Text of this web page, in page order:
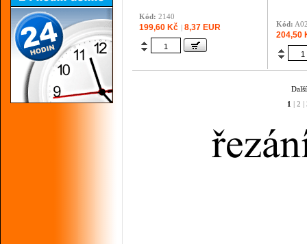
Kód: 2140
199,60 Kč | 8,37 EUR Kód:
204,50
1 | 2 |